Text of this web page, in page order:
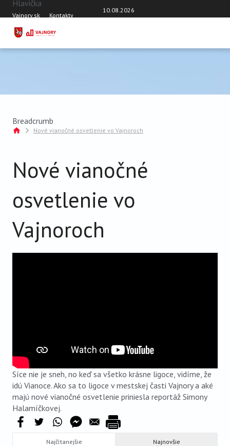
Skočiť na hlavný obsah
Hlavička
Vajnory.sk Kontakty
10.08.2026
DOMOV
OSOBNOSTI VAJNOR
ROZHOVORY
ŠPORT
VAJNORSKÝ ŽIVOT
VIDEO
AUDIO
Breadcrumb
Nové vianočné osvetlenie vo Vajnoroch
Nové vianočné
osvetlenie vo
Vajnoroch
Síce nie je sneh, no keď sa všetko krásne ligoce, vidíme, že
idú Vianoce. Ako sa to ligoce v mestskej časti Vajnory a aké
majú nové vianočné osvetlenie priniesla reportáž Simony
Halamíčkovej.
Najčítanejšie Najnovšie